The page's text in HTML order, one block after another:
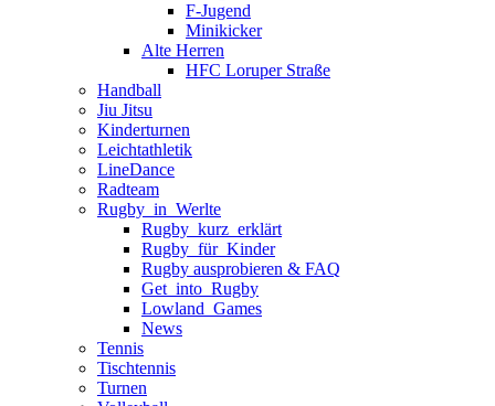
F-Jugend
Minikicker
Alte Herren
HFC Loruper Straße
Handball
Jiu Jitsu
Kinderturnen
Leichtathletik
LineDance
Radteam
Rugby_in_Werlte
Rugby_kurz_erklärt
Rugby_für_Kinder
Rugby ausprobieren & FAQ
Get_into_Rugby
Lowland_Games
News
Tennis
Tischtennis
Turnen